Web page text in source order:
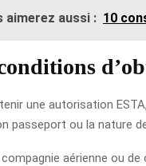
aimerez aussi : 10
une autorisation
passeport ou la nature
aérienne ou